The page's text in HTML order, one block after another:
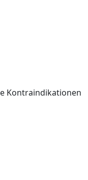
Kontraindikationen